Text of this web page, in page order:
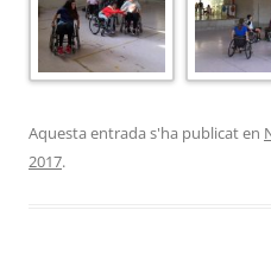
Aquesta entrada s'ha publicat en
2017.